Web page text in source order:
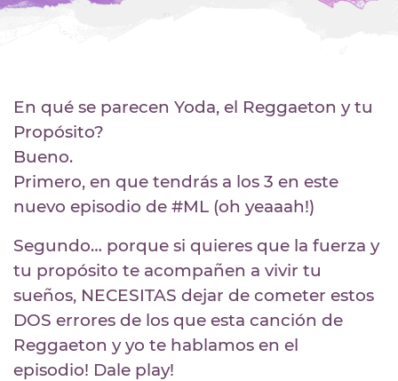
En qué se parecen Yoda, el Reggaeton y tu
Propósito?
Bueno.
Primero, en que tendrás a los 3 en este
nuevo episodio de #ML (oh yeaaah!)
Segundo… porque si quieres que la fuerza y
tu propósito te acompañen a vivir tu
sueños, NECESITAS dejar de cometer estos
DOS errores de los que esta canción de
Reggaeton y yo te hablamos en el
episodio! Dale play!